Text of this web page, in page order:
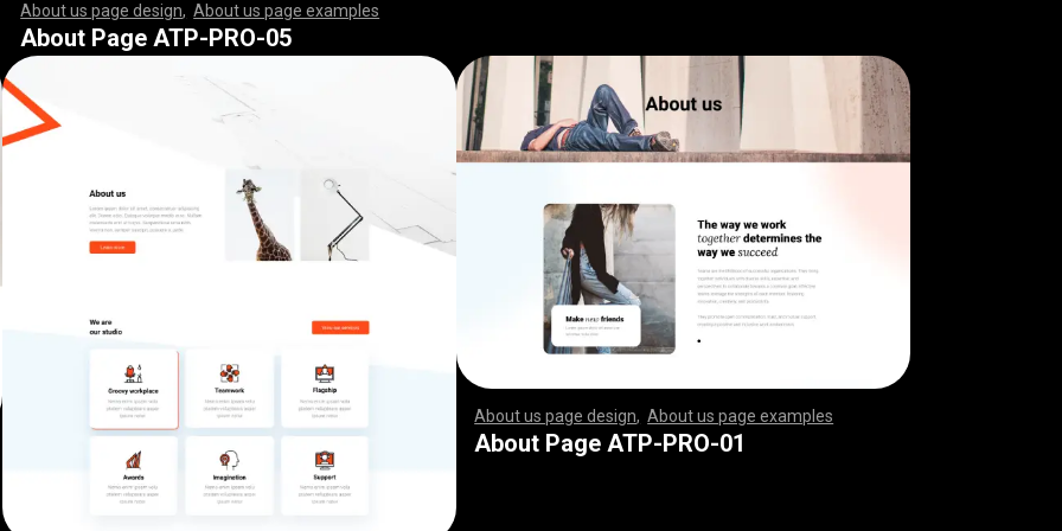
About us page design ,About us page examples
,,,,,,,,,,,,,,,,,,,,,,,, ,,,,,,,,,,,,,,,,,,,,,,,,,,,
,,,,,,,,,,,,,,,,,,,,,,,, ,,,,,,,,,,,,,,,,,,,,,,,,,,,
,,,,,,,,,,,,,,,,,,,,,,,, ,,,,,,,,,,,,,,,,,,,,,,,,,,,
,,,,,,,,,,,,,,,,,,,,,,,, ,,,,,,,,,,,,,,,,,,,,,,,,,,,
,,,,,,,,,,,,,,,,,,,,,,,, ,,,,,,,,,,,,,,,,,,,,,,,,,,,
,,,,,,,,,,,,,,,,,,,,,,,, ,,,,,,,,,,,,,,,,,,,,,,,,,,,
,,,,,,,,,,,,,,,,,,,,,,,, ,,,,,,,,,,,,,,,,,,,,,,,,,,,
,,,,,,,,,,,,,,,,,,,,,,,, ,,,,,,,,,,,,,,,,,,,,,,,,,,,
,,
About Page ATP-PRO-05
About us page design ,About us page examples
,,,,,,,,,,,,,,,,,,,,,,,, ,,,,,,,,,,,,,,,,,,,,,,,,,,,
,,,,,,,,,,,,,,,,,,,,,,,, ,,,,,,,,,,,,,,,,,,,,,,,,,,,
,,,,,,,,,,,,,,,,,,,,,,,, ,,,,,,,,,,,,,,,,,,,,,,,,,,,
,,,,,,,,,,,,,,,,,,,,,,,, ,,,,,,,,,,,,,,,,,,,,,,,,,,,
,,,,,,,,,,,,,,,,,,,,,,,, ,,,,,,,,,,,,,,,,,,,,,,,,,,,
,,,,,,,,,,,,,,,,,,,,,,,, ,,,,,,,,,,,,,,,,,,,,,,,,,,,
,,,,,,,,,,,,,,,,,,,,,,,, ,,,,,,,,,,,,,,,,,,,,,,,,,,,
,,,,,,,,,,,,,,,,,,,,,,,, ,,,,,,,,,,,,,,,,,,,,,,,,,,,
,,
About Page ATP-PRO-01